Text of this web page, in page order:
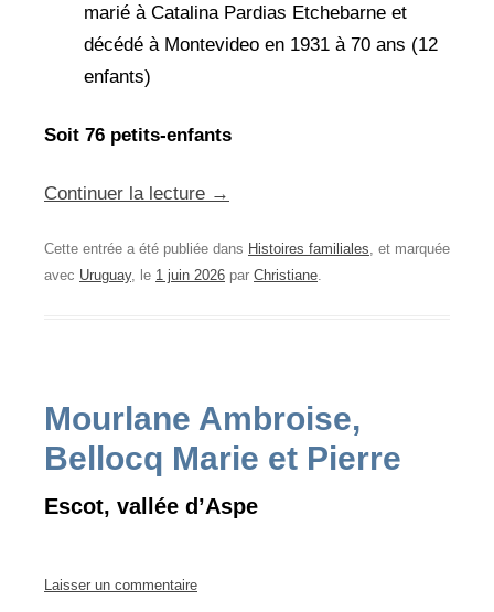
marié à Catalina Pardias Etchebarne et
décédé à Montevideo en 1931 à 70 ans (12
enfants)
Soit 76 petits-enfants
Continuer la lecture →
Cette entrée a été publiée dans Histoires familiales, et marquée
avec Uruguay, le 1 juin 2026 par Christiane.
Mourlane Ambroise,
Bellocq Marie et Pierre
Escot, vallée d’Aspe
Laisser un commentaire